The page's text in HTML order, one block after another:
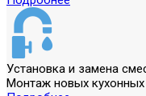
Установка и замена
Монтаж новых кухонных